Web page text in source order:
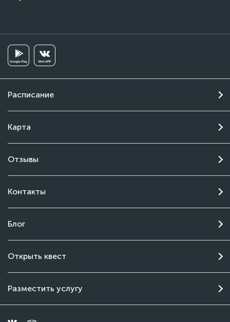
Расписание
Карта
Отзывы
Контакты
Блог
Открыть квест
Разместить услугу
Онлайн